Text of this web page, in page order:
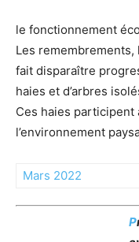
le fonctionnement
Les
fait disparaître
haies et d’arbres
Ces haies participent
l’environnement
Mars 2022
P